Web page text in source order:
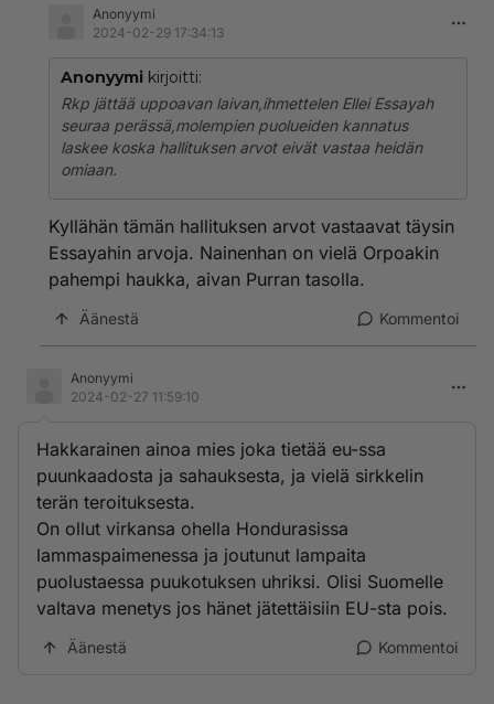
Anonyymi
2024-02-29 17:34:13
Anonyymi kirjoitti:
Rkp jättää uppoavan laivan,ihmettelen Ellei Essayah
seuraa perässä,molempien puolueiden kannatus
laskee koska hallituksen arvot eivät vastaa heidän
omiaan.
Kyllähän tämän hallituksen arvot vastaavat täysin
Essayahin arvoja. Nainenhan on vielä Orpoakin
pahempi haukka, aivan Purran tasolla.
Äänestä Kommentoi
Anonyymi
2024-02-27 11:59:10
Hakkarainen ainoa mies joka tietää eu-ssa
puunkaadosta ja sahauksesta, ja vielä sirkkelin
terän teroituksesta.
On ollut virkansa ohella Hondurasissa
lammaspaimenessa ja joutunut lampaita
puolustaessa puukotuksen uhriksi. Olisi Suomelle
valtava menetys jos hänet jätettäisiin EU-sta pois.
Äänestä Kommentoi